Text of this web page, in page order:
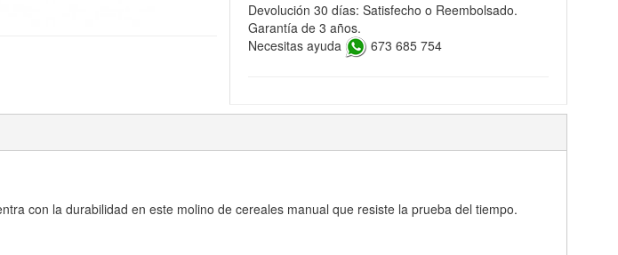
Devolución 30 días: Satisfecho o Reembolsado.
Garantía de 3 años.
Necesitas ayuda
673 685 754
con la durabilidad en este molino de cereales manual que resiste la prueba del tiempo.